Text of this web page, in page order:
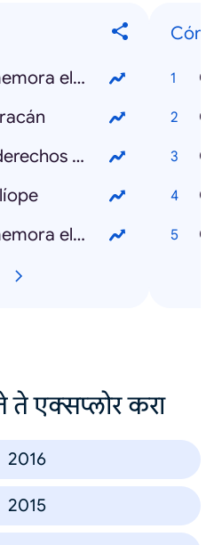
Qué se conmemora el 19 de abril
Qué son los derechos humanos
Qué se conmemora el 8 de marzo
Cómo
ते एक्सप्लोर करा
2016
2015